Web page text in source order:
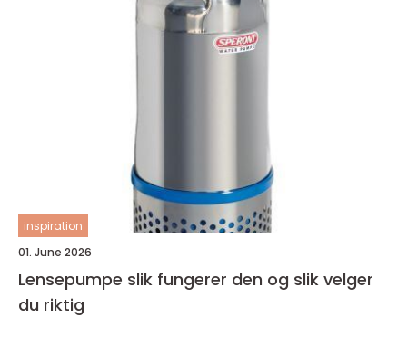
inspiration
01. June 2026
Lensepumpe slik fungerer den og slik velger
du riktig